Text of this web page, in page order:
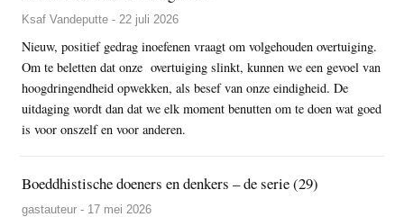
Ksaf Vandeputte - 22 juli 2026
Nieuw, positief gedrag inoefenen vraagt om volgehouden overtuiging.
Om te beletten dat onze overtuiging slinkt, kunnen we een gevoel van
hoogdringendheid opwekken, als besef van onze eindigheid. De
uitdaging wordt dan dat we elk moment benutten om te doen wat goed
is voor onszelf en voor anderen.
Boeddhistische doeners en denkers – de serie (29)
gastauteur - 17 mei 2026